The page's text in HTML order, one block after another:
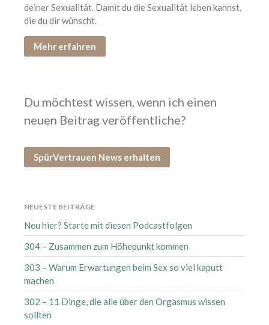
August 2025
März 2025
Februar 2025
Dezember 2024
September 2024
Juni 2024
Mai 2024
April 2024
März 2024
Februar 2024
Januar 2024
deiner Sexualität. Damit du die Sexualität leben kannst,
die du dir wünscht.
Mehr erfahren
Du möchtest wissen, wenn ich einen
neuen Beitrag veröffentliche?
SpürVertrauen News erhalten
NEUESTE BEITRÄGE
Neu hier? Starte mit diesen Podcastfolgen
304 – Zusammen zum Höhepunkt kommen
303 – Warum Erwartungen beim Sex so viel kaputt
machen
302 – 11 Dinge, die alle über den Orgasmus wissen
sollten